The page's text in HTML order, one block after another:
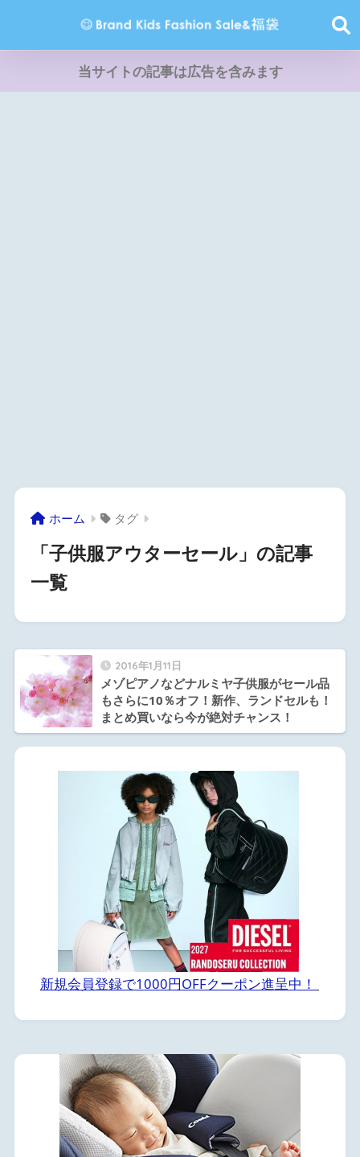
当サイトの記事は広告を含みます
ホーム タグ
「子供服アウターセール」の記事
一覧
2016年1月11日
メゾピアノなどナルミヤ子供服がセール品
もさらに10％オフ！新作、ランドセルも！
まとめ買いなら今が絶対チャンス！
新規会員登録で1000円OFFクーポン進呈中！